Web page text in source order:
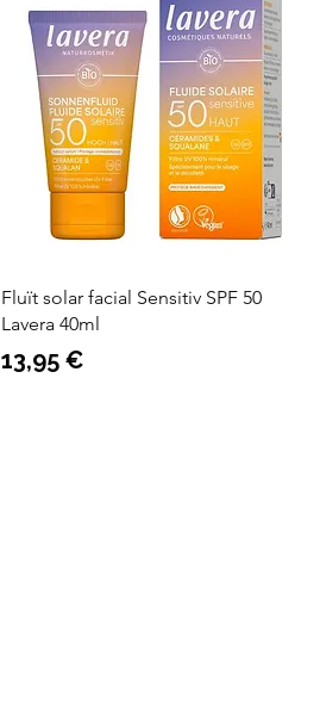
Fluït solar facial Sensitiv SPF 50
Lavera 40ml
Preu
13,95 €